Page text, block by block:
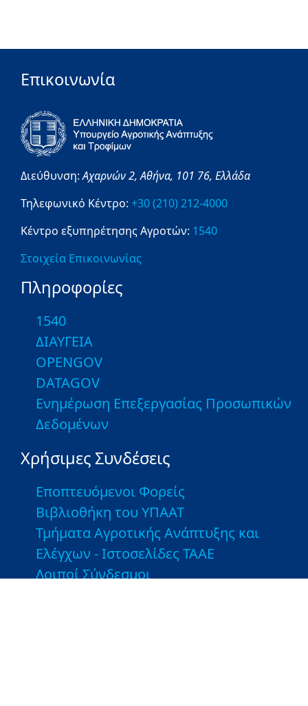
Επικοινωνία
Διεύθυνση:Αχαρνών 2,Αθήνα, 101 76, Ελλάδα
Τηλεφωνικό Κέντρο: +30 (210) 212-4000
Κέντρο εξυπηρέτησης Αγροτών: 1540
Στοιχεία Επικοινωνίας
Πληροφορίες
1540
ΔΙΑΥΓΕΙΑ
OPENGOV
DATAGOV
Ενημέρωση Επεξεργασίας Προσωπικών
Δεδομένων
Χρήσιμες Συνδέσεις
Εποπτευόμενοι Φορείς
Βιβλιοθήκη του ΥΠΑΑΤ
Τμήματα Αγροτικής Ανάπτυξης και
Ελέγχων - Ιστοσελίδες ΤΑΑΕ
Λοιποί Σύνδεσμοι